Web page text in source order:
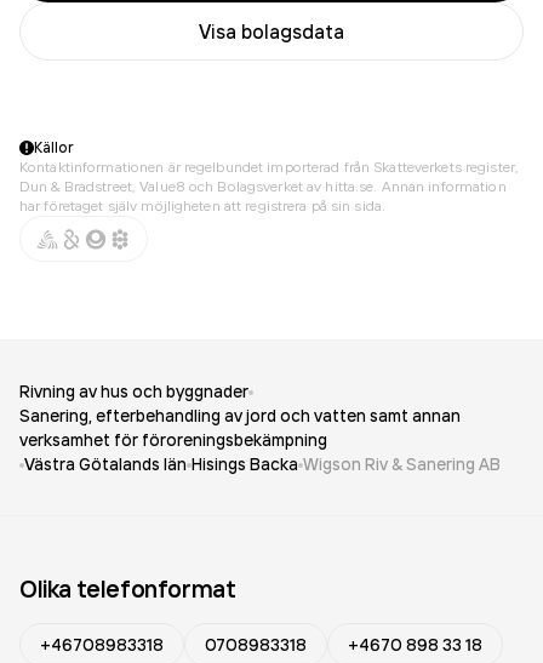
Visa bolagsdata
Källor
Kontaktinformationen är regelbundet importerad från Skatteverkets register,
Dun & Bradstreet, Value8 och Bolagsverket av hitta.se. Annan information
har företaget själv möjligheten att registrera på sin sida.
Rivning av hus och byggnader
Sanering, efterbehandling av jord och vatten samt annan
verksamhet för föroreningsbekämpning
Västra Götalands län Hisings Backa Wigson Riv & Sanering AB
Olika telefonformat
+46708983318 0708983318
+4670 898 33 18